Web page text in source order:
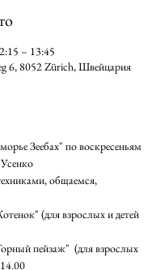
– 13:45
6, 8052 Zürich, Швейцария
Зеебах" по воскресеньям
общаемся,
(для взрослых и детей
пейзаж"  (для взрослых